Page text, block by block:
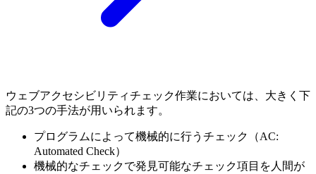
ウェブアクセシビリティチェック作業においては、大きく下
記の3つの手法が用いられます。
プログラムによって機械的に行うチェック（AC:
Automated Check）
機械的なチェックで発見可能なチェック項目を人間が